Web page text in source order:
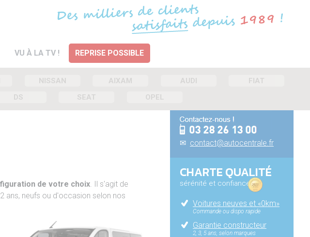
VU À LA TV ! REPRISE POSSIBLE
NISSAN AIXAM AUDI
FIAT
DS SEAT OPEL
de votre choix . Il s'agit de
ans, neufs ou d'occasion selon nos
✉ contact@autocentrale.fr
CHARTE QUALITÉ
sérénité et confiance
Voitures neuves et «0km»
Commande ou dispo rapide
Garantie constructeur
2, 3, 5 ans, selon marques